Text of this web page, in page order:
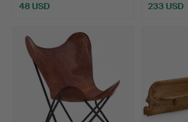
48 USD 233 USD